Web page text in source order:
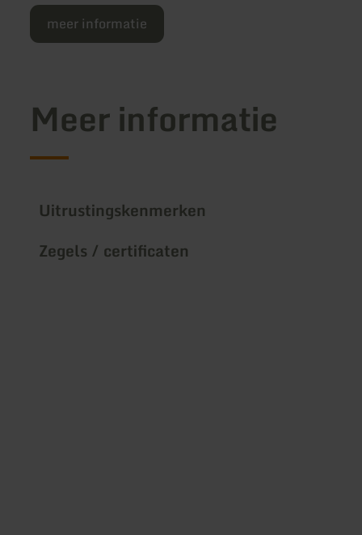
meer informatie
Meer informatie
Uitrustingskenmerken
Zegels / certificaten